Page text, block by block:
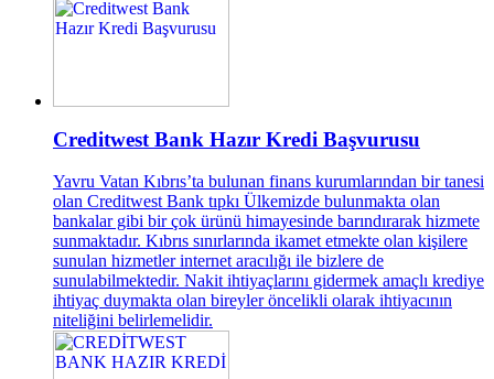
Creditwest Bank Hazır Kredi Başvurusu
Yavru Vatan Kıbrıs’ta bulunan finans kurumlarından bir tanesi
olan Creditwest Bank tıpkı Ülkemizde bulunmakta olan
bankalar gibi bir çok ürünü himayesinde barındırarak hizmete
sunmaktadır. Kıbrıs sınırlarında ikamet etmekte olan kişilere
sunulan hizmetler internet aracılığı ile bizlere de
sunulabilmektedir. Nakit ihtiyaçlarını gidermek amaçlı krediye
ihtiyaç duymakta olan bireyler öncelikli olarak ihtiyacının
niteliğini belirlemelidir.